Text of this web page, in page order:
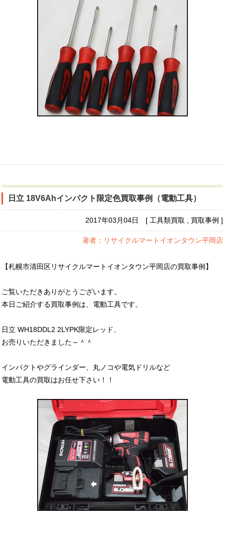
日立 18V6Ahインパクト限定色買取事例（電動工具）
2017年03月04日 [ 工具類買取 , 買取事例 ]
著者：リサイクルマートイオンタウン平岡店
【札幌市清田区リサイクルマートイオンタウン平岡店の買取事例】
ご覧いただきありがとうございます。
本日ご紹介する買取事例は、電動工具です。
日立 WH18DDL2 2LYPK限定レッド、
お売りいただきました～＾＾
インパクトやグラインダー、丸ノコや電気ドリルなど
電動工具の買取はお任せ下さい！！